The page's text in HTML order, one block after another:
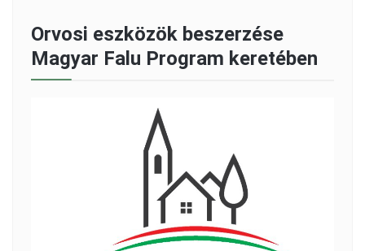
Orvosi eszközök beszerzése
Magyar Falu Program keretében